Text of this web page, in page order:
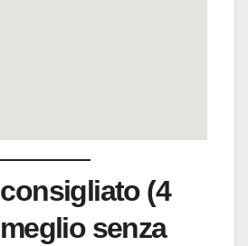
(4
senza